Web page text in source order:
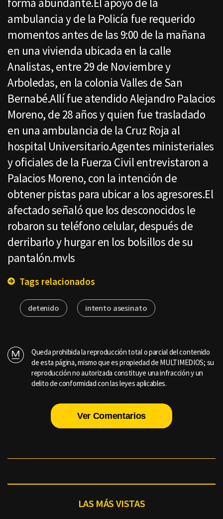
ambulancia y de la Policía fue requerido
momentos antes de las 9:00 de la mañana
en una vivienda ubicada en la calle
Analistas, entre 29 de Noviembre y
Arboledas, en la colonia Valles de San
Bernabé.Allí fue atendido Alejandro Palacios
Moreno, de 28 años y quien fue trasladado
en una ambulancia de la Cruz Roja al
hospital Universitario.Agentes ministeriales
y oficiales de la Fuerza Civil entrevistaron a
Palacios Moreno, con la intención de
obtener pistas para ubicar a los agresores.El
afectado señaló que los desconocidos le
robaron su teléfono celular, después de
derribarlo y hurgar en los bolsillos de su
pantalón.mvls
Tags relacionados
detenido intento asesinato
Queda prohibida la reproducción total o parcial del contenido
de esta página, mismo que es propiedad de MULTIMEDIOS; su
reproducción no autorizada constituye una infracción y un
delito de conformidad con las leyes aplicables.
Ver Comentarios
LAS MÁS VISTAS